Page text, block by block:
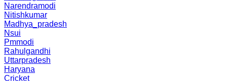
Narendramodi
Nitishkumar
Madhya_pradesh
Nsui
Pmmodi
Rahulgandhi
Uttarpradesh
Haryana
Cricket